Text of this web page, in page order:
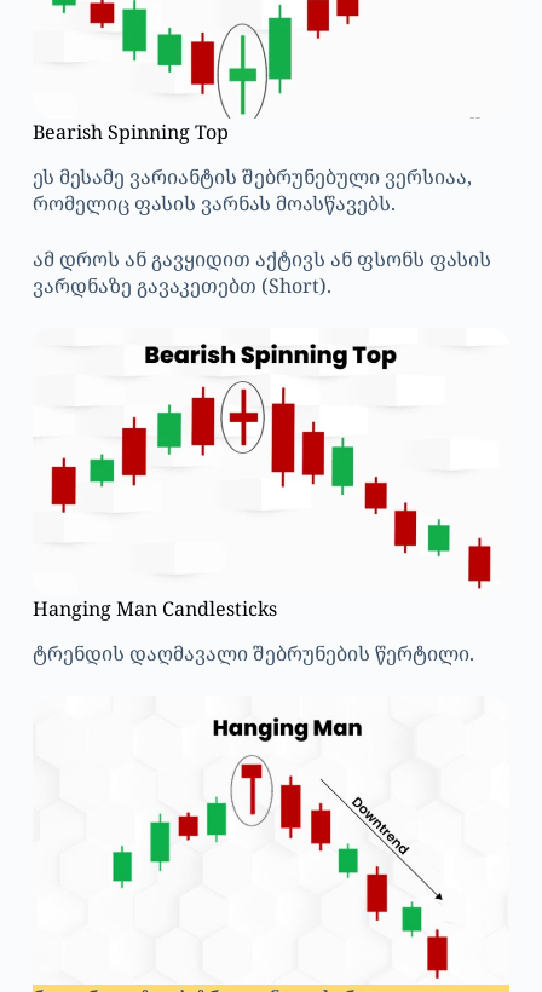
Bearish Spinning Top
ეს მესამე ვარიანტის შებრუნებული ვერსიაა,
რომელიც ფასის ვარნას მოასწავებს.
ამ დროს ან გავყიდით აქტივს ან ფსონს ფასის
ვარდნაზე გავაკეთებთ (Short).
Hanging Man Candlesticks
ტრენდის დაღმავალი შებრუნების წერტილი.